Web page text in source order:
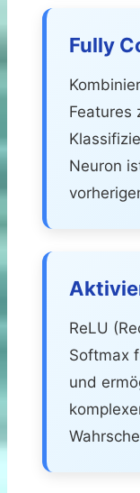
Fully
Features
Neuron
ReLU
Softmax
und